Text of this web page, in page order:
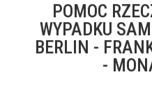
POMOC
WYPADKU
BERLIN -
-